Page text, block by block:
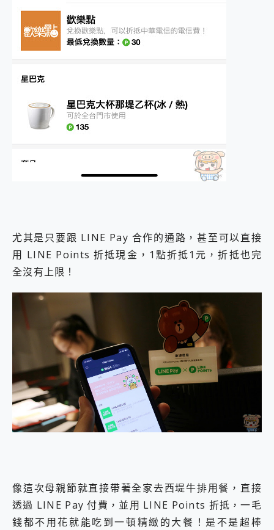
尤其是只要跟 LINE Pay 合作的通路，甚至可以直接
用 LINE Points 折抵現金，1點折抵1元，折抵也完
全沒有上限！
像這次母親節就直接帶著全家去西堤牛排用餐，直接
透過 LINE Pay 付費，並用 LINE Points 折抵，一毛
錢都不用花就能吃到一頓精緻的大餐！是不是超棒